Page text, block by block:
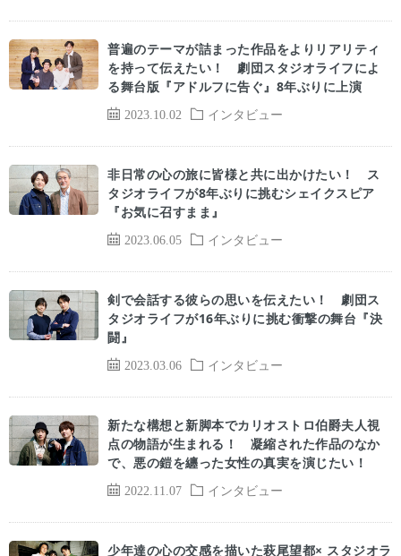
2023.10.02 インタビュー
普遍のテーマが詰まった作品をよりリアリティ
を持って伝えたい！ 劇団スタジオライフによ
る舞台版『アドルフに告ぐ』8年ぶりに上演
2023.06.05 インタビュー
非日常の心の旅に皆様と共に出かけたい！ ス
タジオライフが8年ぶりに挑むシェイクスピア
『お気に召すまま』
2023.03.06 インタビュー
剣で会話する彼らの思いを伝えたい！ 劇団ス
タジオライフが16年ぶりに挑む衝撃の舞台『決
闘』
2022.11.07 インタビュー
新たな構想と新脚本でカリオストロ伯爵夫人視
点の物語が生まれる！ 凝縮された作品のなか
で、悪の鎧を纏った女性の真実を演じたい！
少年達の心の交感を描いた萩尾望都× スタジオラ